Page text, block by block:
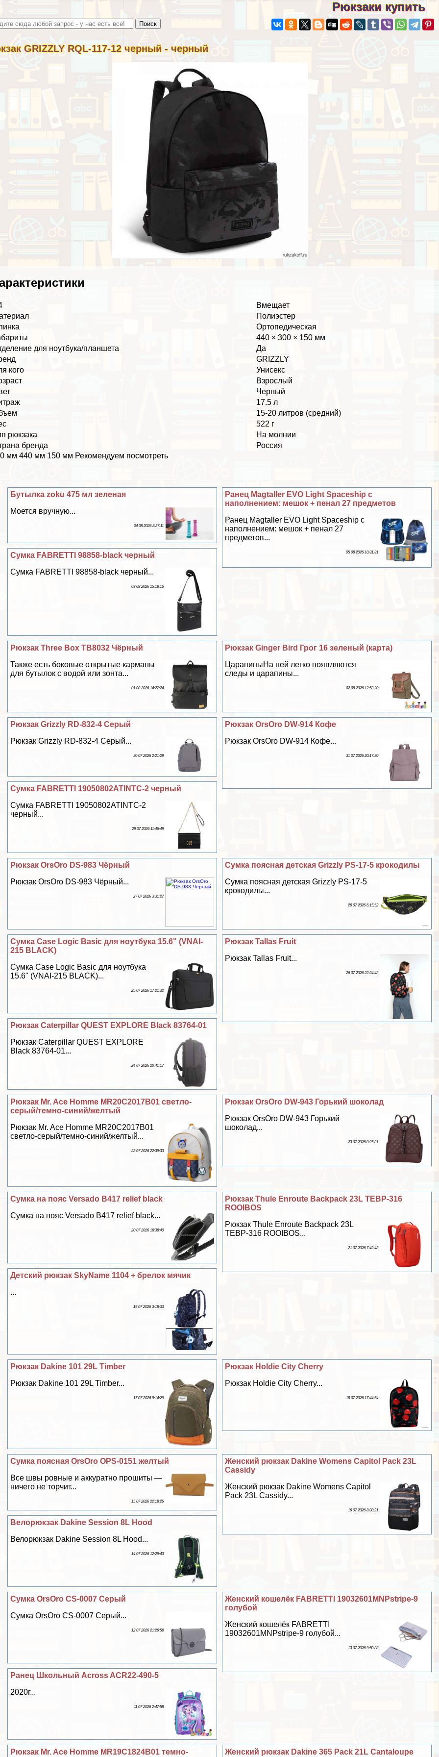
Рюкзаки купить
GRIZZLY RQL-117-12 черный - черный
Вмещает
Полиэстер
Ортопедическая
440 × 300 × 150 мм
для ноутбука/планшета
Да
GRIZZLY
кого
Униceкc
Взрослый
Черный
17.5 л
15-20 литров (средний)
522 г
рюкзака
На молнии
бренда
Россия
мм 440 мм 150 мм Рекомендуем посмотреть
Ранец Magtaller EVO Light Spaceship c
наполнением: мешок + пенал 27 предметов
Ранец Magtaller EVO Light Spaceship c
наполнением: мешок + пенал 27
предметов...
05 08 2026 10:31:31
Бутылка zoku 475 мл зеленая
Моется вручную...
04 08 2026 8:27:11
Сумка FABRETTI 98858-black черный
Сумка FABRETTI 98858-black черный...
03 08 2026 15:18:16
Рюкзак Ginger Bird Грог 16 зеленый (карта)
ЦарапиныНа ней легко появляются
следы и царапины...
02 08 2026 12:53:20
Рюкзак Three Box TB8032 Чёрный
Также есть боковые открытые карманы
для бутылок с водой или зонта...
01 08 2026 14:27:24
Рюкзак OrsOro DW-914 Кофе
Рюкзак OrsOro DW-914 Кофе...
31 07 2026 20:17:30
Рюкзак Grizzly RD-832-4 Серый
Рюкзак Grizzly RD-832-4 Серый...
30 07 2026 2:21:29
Сумка FABRETTI 19050802ATINTC-2 черный
Сумка FABRETTI 19050802ATINTC-2
черный...
29 07 2026 11:46:49
Сумка поясная детская Grizzly PS-17-5 крокодилы
Сумка поясная детская Grizzly PS-17-5
крокодилы...
28 07 2026 6:15:52
Рюкзак OrsOro DS-983 Чёрный
Рюкзак OrsOro DS-983 Чёрный...
27 07 2026 3:31:27
Рюкзак Tallas Fruit
Рюкзак Tallas Fruit...
26 07 2026 22:24:43
Сумка Case Logic Basic для ноутбука 15.6" (VNAI-
215 BLACK)
Сумка Case Logic Basic для ноутбука
15.6" (VNAI-215 BLACK)...
25 07 2026 17:21:32
Рюкзак Caterpillar QUEST EXPLORE Black 83764-01
Рюкзак Caterpillar QUEST EXPLORE
Black 83764-01...
24 07 2026 20:41:17
Рюкзак OrsOro DW-943 Горький шоколад
Рюкзак OrsOro DW-943 Горький
шоколад...
23 07 2026 0:25:31
Рюкзак Mr. Ace Homme MR20C2017B01 светло-
серый/темно-синий/желтый
Рюкзак Mr. Ace Homme MR20C2017B01
светло-серый/темно-синий/желтый...
22 07 2026 22:39:33
Рюкзак Thule Enroute Backpack 23L TEBP-316
ROOIBOS
Рюкзак Thule Enroute Backpack 23L
TEBP-316 ROOIBOS...
21 07 2026 7:42:43
Сумка на пояс Versado B417 relief black
Сумка на пояс Versado B417 relief black...
20 07 2026 18:38:40
Детский рюкзак SkyName 1104 + брелок мячик
...
19 07 2026 3:18:33
Рюкзак Holdie City Cherry
Рюкзак Holdie City Cherry...
18 07 2026 17:44:54
Рюкзак Dakine 101 29L Timber
Рюкзак Dakine 101 29L Timber...
17 07 2026 9:14:29
Женский рюкзак Dakine Womens Capitol Pack 23L
Cassidy
Женский рюкзак Dakine Womens Capitol
Pack 23L Cassidy...
16 07 2026 8:30:21
Сумка поясная OrsOro OPS-0151 желтый
Все швы ровные и аккуратно прошиты —
ничего не торчит...
15 07 2026 22:18:26
Велорюкзак Dakine Session 8L Hood
Велорюкзак Dakine Session 8L Hood...
14 07 2026 12:29:43
Женский кошелёк FABRETTI 19032601MNPstripe-9
гoлyбой
Женский кошелёк FABRETTI
19032601MNPstripe-9 гoлyбой...
13 07 2026 9:50:38
Сумка OrsOro CS-0007 Серый
Сумка OrsOro CS-0007 Серый...
12 07 2026 21:26:58
Ранец Школьный Across ACR22-490-5
2020г...
11 07 2026 2:47:58
Женский рюкзак Dakine 365 Pack 21L Cantaloupe
Рюкзак Mr. Ace Homme MR19C1824B01 темно-